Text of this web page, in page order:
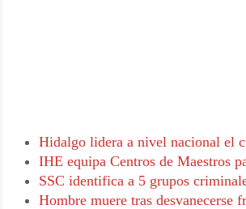
Hidalgo lidera a nivel nacional el
IHE equipa Centros de Maestros
SSC identifica a 5 grupos
Hombre muere tras desvanecerse